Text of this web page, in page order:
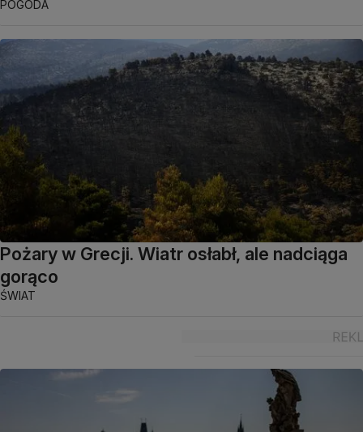
POGODA
Pożary w Grecji. Wiatr osłabł, ale nadciąga
gorąco
ŚWIAT